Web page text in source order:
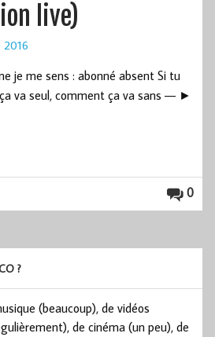
live)
2016
je me sens : abonné absent Si tu
va seul, comment ça va sans — ►
0
?
(beaucoup), de vidéos
de cinéma (un peu), de